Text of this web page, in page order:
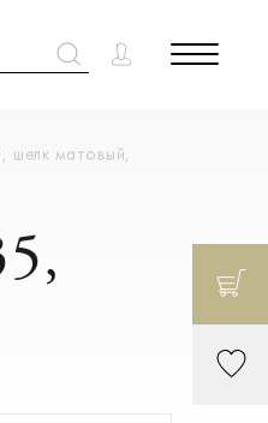
шелк матовый,